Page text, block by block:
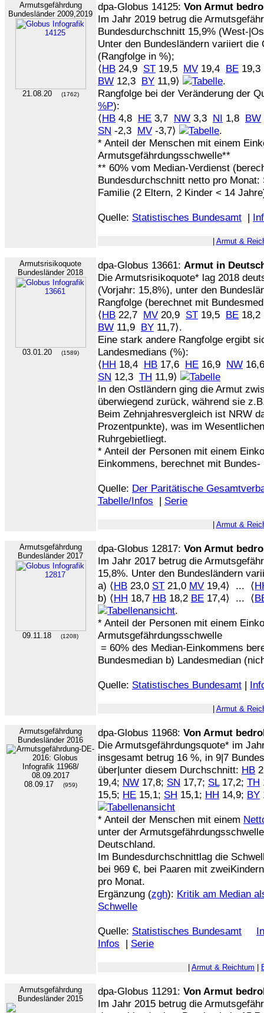
Armutsgefährdung
Bundesländer 2009,2019
21.08.20 (1762)
dpa-Globus 14125: Von Armut
Im Jahr 2019 betrug die
Bundesdurchschnitt 15,9% (West-
Unter den Bundesländern variiert die
(Rangfolge in %);
⟨HB 24,9 ST 19,5 MV 19,4 BE
BW 12,3 BY 11,9⟩
.
Rangfolge bei der Veränderung der
%P):
⟨HB 4,8 HE 3,7 NW 3,3 NI 1,8 BW
SN -2,3 MV -3,7⟩
.
* Anteil der Menschen mit einem
Armutsgefährdungsschwelle**
** 60% vom Median-Verdienst
Bundesdurchschnitt netto pro
Familie (2 Eltern, 2 Kinder < 14
Quelle: Statistisches Bundesamt |
Armut &
Armutsrisikoquote
Bundesländer 2018
03.01.20 (1589)
dpa-Globus 13661: Armut in
Die Armutsrisikoquote* lag 2018
(Vorjahr: 15,8%), unter den
Rangfolge (berechnet mit
⟨HB 22,7 MV 20,9 ST 19,5 BE
BW 11,9 BY 11,7⟩.
Eine stark andere Rangfolge ergibt
Landesmedians (%):
⟨HH 18,4 HB 17,6 HE 16,9 NW
SN 12,3 TH 11,9⟩
In den Ostländern ging die Armut
überwiegend zurück, während sie
Beim Zehnjahresvergleich ist NRW
Prozentpunkte), was im
Ruhrgebietliegt.
* Anteil der Personen mit einem
Einkommens, berechnet mit
Quelle: Der Paritätische
Tabelle/Infos | Serie
Armut &
Armutsgefährdung
Bundesländer 2017
09.11.18 (1208)
dpa-Globus 12817: Von Armut
Im Jahr 2017 betrug die
15,8%. Unter den Bundesländern
a) ⟨HB 23,0 ST 21,0 MV 19,4⟩ ... ⟨
b) ⟨HH 18,7 HB 18,2 BE 17,4⟩ ... ⟨
.
* Anteil der Personen mit einem
Armutsgefährdungsschwelle
= 60% des Median-Einkommens
Bundesmedian b) Landesmedian
Quelle: Statistisches Bundesamt |
Armut &
Armutsgefährdung
Bundesländer 2016
08.09.17 (959)
dpa-Globus 11968: Von Armut
Die Armutsgefährdungsquote* im
insgesamt betrug 16 %, in 9|7
über|unter diesem Durchschnitt: HB
19,4; NW 17,8; SN 17,7; SL17,2; TH
15,5; HE 15,1; SH 15,1; HH 14,9; BY
* Anteil der Menschen mit einem
unter der
Deutschland.
Im Bundesdurchschnittlag die
bei 969 €, bei Paaren mit
pro Monat.
Ergänzung (zgh): Kritik am Median
Schwelle
Quelle: Statistisches Bundesamt
Infos | Serie
Armut & Reichtum
Armutsgefährdung
Bundesländer 2015
dpa-Globus 11291: Von Armut
Im Jahr 2015 betrug die